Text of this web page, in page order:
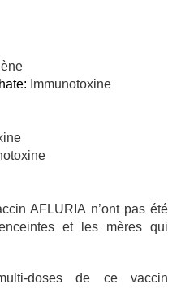
Immunotoxine
AFLURIA n’ont pas été
et les mères qui
doses de ce vaccin